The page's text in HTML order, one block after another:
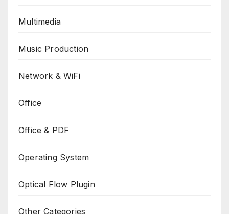
Multimedia
Music Production
Network & WiFi
Office
Office & PDF
Operating System
Optical Flow Plugin
Other Categories